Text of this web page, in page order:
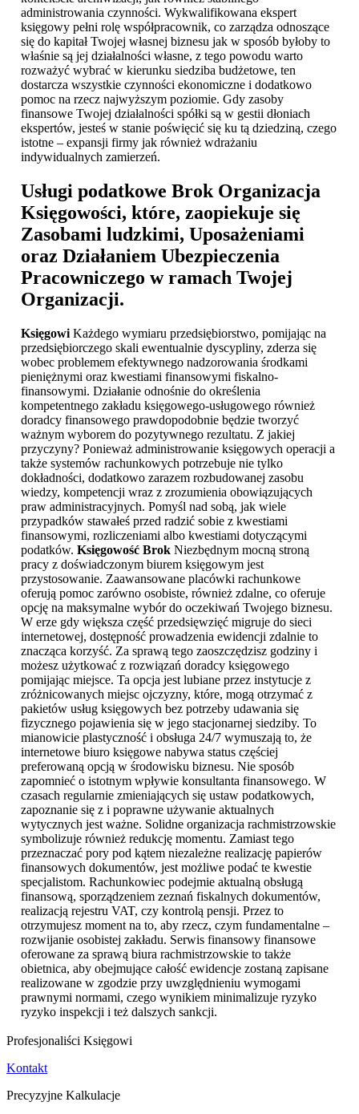
administrowania czynności. Wykwalifikowana ekspert
księgowy pełni rolę współpracownik, co zarządza odnoszące
się do kapitał Twojej własnej biznesu jak w sposób byłoby to
właśnie są jej działalności własne, z tego powodu warto
rozważyć wybrać w kierunku siedziba budżetowe, ten
dostarcza wszystkie czynności ekonomiczne i dodatkowo
pomoc na rzecz najwyższym poziomie. Gdy zasoby
finansowe Twojej działalności spółki są w gestii dłoniach
ekspertów, jesteś w stanie poświęcić się ku tą dziedziną, czego
istotne – expansji firmy jak również wdrażaniu
indywidualnych zamierzeń.
Usługi podatkowe Brok Organizacja
Księgowości, które, zaopiekuje się
Zasobami ludzkimi, Uposażeniami
oraz Działaniem Ubezpieczenia
Pracowniczego w ramach Twojej
Organizacji.
Księgowi Każdego wymiaru przedsiębiorstwo, pomijając na
przedsiębiorczego skali ewentualnie dyscypliny, zderza się
wobec problemem efektywnego nadzorowania środkami
pieniężnymi oraz kwestiami finansowymi fiskalno-
finansowymi. Działanie odnośnie do określenia
kompetentnego zakładu księgowego-usługowego również
doradcy finansowego prawdopodobnie będzie tworzyć
ważnym wyborem do pozytywnego rezultatu. Z jakiej
przyczyny? Ponieważ administrowanie księgowych operacji a
także systemów rachunkowych potrzebuje nie tylko
dokładności, dodatkowo zarazem rozbudowanej zasobu
wiedzy, kompetencji wraz z zrozumienia obowiązujących
praw administracyjnych. Pomyśl nad sobą, jak wiele
przypadków stawałeś przed radzić sobie z kwestiami
finansowymi, rozliczeniami albo kwestiami dotyczącymi
podatków. Księgowość Brok Niezbędnym mocną stroną
pracy z doświadczonym biurem księgowym jest
przystosowanie. Zaawansowane placówki rachunkowe
oferują pomoc zarówno osobiste, również zdalne, co oferuje
opcję na maksymalne wybór do oczekiwań Twojego biznesu.
W erze gdy większa część przedsięwzięć migruje do sieci
internetowej, dostępność prowadzenia ewidencji zdalnie to
znacząca korzyść. Za sprawą tego zaoszczędzisz godziny i
możesz użytkować z rozwiązań doradcy księgowego
pomijając miejsce. Ta opcja jest lubiane przez instytucje z
zróżnicowanych miejsc ojczyzny, które, mogą otrzymać z
pakietów usług księgowych bez potrzeby udawania się
fizycznego pojawienia się w jego stacjonarnej siedziby. To
mianowicie plastyczność i obsługa 24/7 wymuszają to, że
internetowe biuro księgowe nabywa status częściej
preferowaną opcją w środowisku biznesu. Nie sposób
zapomnieć o istotnym wpływie konsultanta finansowego. W
czasach regularnie zmieniających się ustaw podatkowych,
zapoznanie się z i poprawne używanie aktualnych
wytycznych jest ważne. Solidne organizacja rachmistrzowskie
symbolizuje również redukcję momentu. Zamiast tego
przeznaczać pory pod kątem niezależne realizację papierów
finansowych dokumentów, jest możliwe podać te kwestie
specjalistom. Rachunkowiec podejmie aktualną obsługą
finansową, sporządzeniem zeznań fiskalnych dokumentów,
realizacją rejestru VAT, czy kontrolą pensji. Przez to
otrzymujesz moment na to, aby rzecz, czym fundamentalne –
rozwijanie osobistej zakładu. Serwis finansowy finansowe
oferowane za sprawą biura rachmistrzowskie to także
obietnica, aby obejmujące całość ewidencje zostaną zapisane
realizowane w zgodzie przy uwzględnieniu wymogami
prawnymi normami, czego wynikiem minimalizuje ryzyko
ryzyko inspekcji i też dalszych sankcji.
Profesjonaliści Księgowi
Kontakt
Precyzyjne Kalkulacje